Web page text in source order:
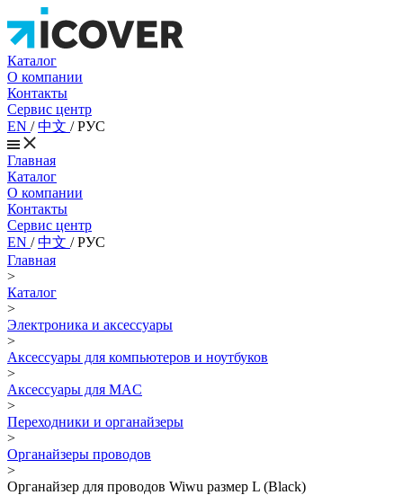
Каталог
О компании
Контакты
Сервис центр
EN /中文 /РУС
Главная
Каталог
О компании
Контакты
Сервис центр
EN /中文 /РУС
Главная
>
Каталог
>
Электроника и аксессуары
>
Аксессуары для компьютеров и ноутбуков
>
Аксессуары для MAC
>
Переходники и органайзеры
>
Органайзеры проводов
>
Органайзер для проводов Wiwu размер L (Black)